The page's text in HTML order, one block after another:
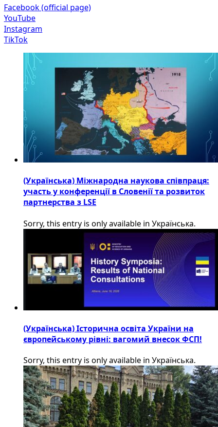
Facebook (official page)
YouTube
Instagram
TikTok
(Українська) Міжнародна наукова співпраця:
участь у конференції в Словенії та розвиток
партнерства з LSE
Sorry, this entry is only available in Українська.
(Українська) Історична освіта України на
європейському рівні: вагомий внесок ФСП!
Sorry, this entry is only available in Українська.